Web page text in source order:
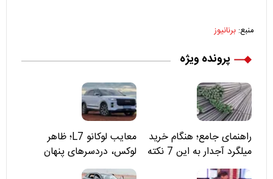
منبع: برنانیوز
پرونده ویژه
راهنمای جامع؛ هنگام خرید
میلگرد آجدار به این 7 نکته
توجه کنید
معایب لوکانو L7؛ ظاهر
لوکس، دردسرهای پنهان